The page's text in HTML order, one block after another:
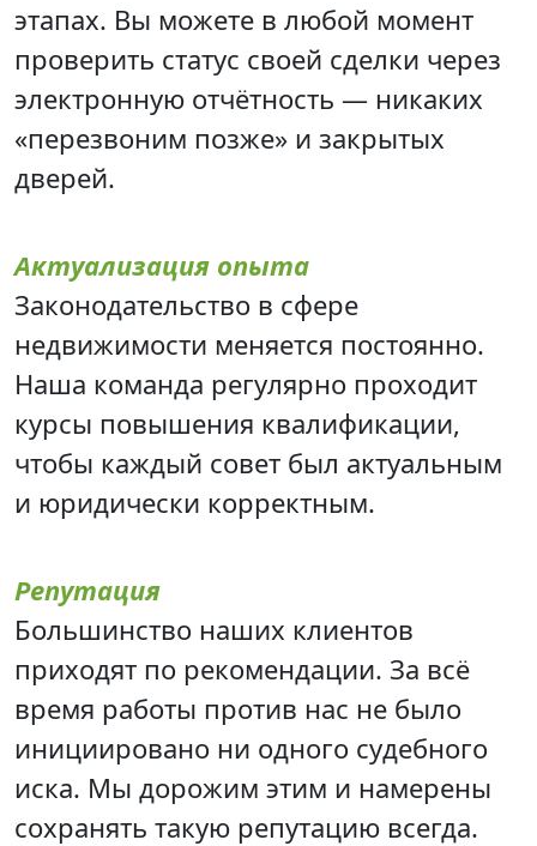
этапах. Вы можете в любой момент
проверить статус своей сделки через
электронную отчётность — никаких
«перезвоним позже» и закрытых
дверей.
Актуализация опыта
Законодательство в сфере
недвижимости меняется постоянно.
Наша команда регулярно проходит
курсы повышения квалификации,
чтобы каждый совет был актуальным
и юридически корректным.
Репутация
Большинство наших клиентов
приходят по рекомендации. За всё
время работы против нас не было
инициировано ни одного судебного
иска. Мы дорожим этим и намерены
сохранять такую репутацию всегда.